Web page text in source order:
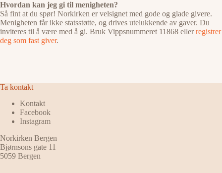
Hvordan kan jeg gi til menigheten?
Så fint at du spør! Norkirken er velsignet med gode og glade givere.
Menigheten får ikke statsstøtte, og drives utelukkende av gaver. Du
inviteres til å være med å gi. Bruk Vippsnummeret 11868 ellerregistrer
deg som fast giver.
Ta kontakt
Kontakt
Facebook
Instagram
Norkirken Bergen
Bjørnsons gate 11
5059 Bergen